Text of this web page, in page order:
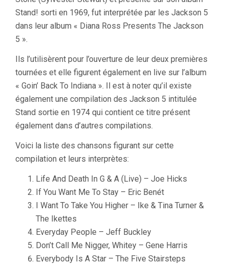
Stand! sorti en 1969, fut interprétée par les Jackson 5
dans leur album « Diana Ross Presents The Jackson
5 ».
Ils l’utilisèrent pour l’ouverture de leur deux premières
tournées et elle figurent également en live sur l’album
« Goin’ Back To Indiana ». Il est à noter qu’il existe
également une compilation des Jackson 5 intitulée
Stand sortie en 1974 qui contient ce titre présent
également dans d’autres compilations.
Voici la liste des chansons figurant sur cette
compilation et leurs interprètes:
Life And Death In G & A (Live) – Joe Hicks
If You Want Me To Stay – Eric Benét
I Want To Take You Higher – Ike & Tina Turner &
The Ikettes
Everyday People – Jeff Buckley
Don’t Call Me Nigger, Whitey – Gene Harris
Everybody Is A Star – The Five Stairsteps